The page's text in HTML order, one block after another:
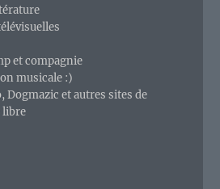
et compagnie
musicale :)
Dogmazic et autres sites de
libre